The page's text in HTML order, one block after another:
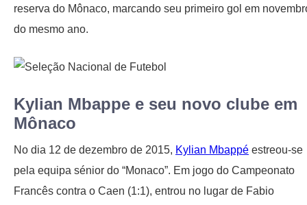
reserva do Mônaco, marcando seu primeiro gol em
do mesmo ano.
Kylian Mbappe e seu novo clube em
Mônaco
No dia 12 de dezembro de 2015, Kylian Mbappé estreou-se
pela equipa sénior do “Monaco”. Em jogo do Campeonato
Francês contra o Caen (1:1), entrou no lugar de Fabio